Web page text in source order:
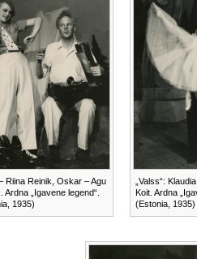
Riina Reinik, Oskar – Agu
Ardna „Igavene legend“.
1935)
„Valss“:
Koit. Ardna
(Estonia, 1935)